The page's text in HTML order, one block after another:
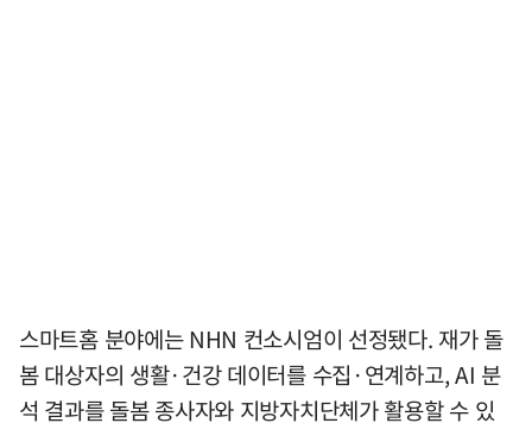
스마트홈 분야에는 NHN 컨소시엄이 선정됐다. 재가 돌
봄 대상자의 생활·건강 데이터를 수집·연계하고, AI 분
석 결과를 돌봄 종사자와 지방자치단체가 활용할 수 있